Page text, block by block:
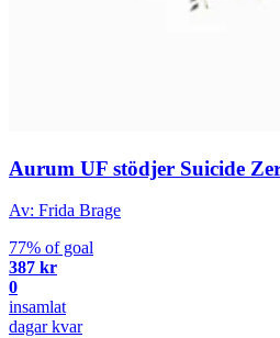
Aurum UF stödjer Suicide
Av: Frida Brage
77% of goal
387 kr
0
insamlat
dagar kvar